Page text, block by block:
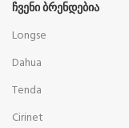
ᲩᲕᲔᲜᲘ ᲑᲠᲔᲜᲓᲔᲑᲘᲐ
Longse
Dahua
Tenda
Cirinet